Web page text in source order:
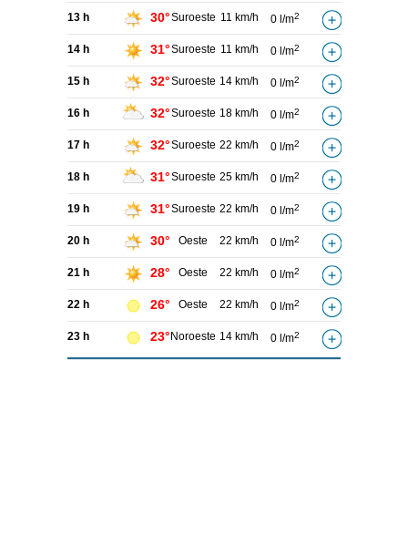
13 h 30°Suroeste 11 km/h 0 l/m2
14 h 31°Suroeste 11 km/h 0 l/m2
15 h 32°Suroeste 14 km/h 0 l/m2
16 h 32°Suroeste 18 km/h 0 l/m2
17 h 32°Suroeste 22 km/h 0 l/m2
18 h 31°Suroeste 25 km/h 0 l/m2
19 h 31°Suroeste 22 km/h 0 l/m2
20 h 30° Oeste 22 km/h 0 l/m2
21 h 28° Oeste 22 km/h 0 l/m2
22 h 26° Oeste 22 km/h 0 l/m2
23 h 23° Noroeste 14 km/h 0 l/m2